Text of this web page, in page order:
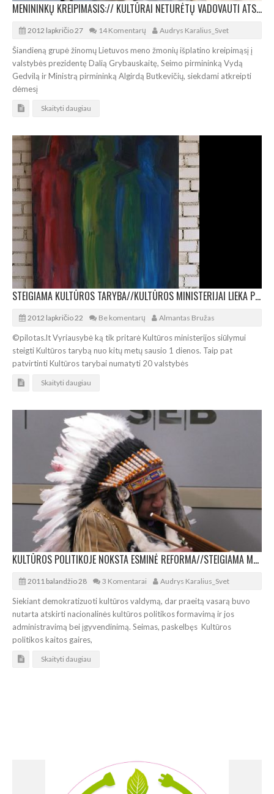
MENININKŲ KREIPIMASIS:// KULTŪRAI NETURĖTŲ VADOVAUTI ATSITIKTINIS ŽMOGUS
2012 lapkričio 27 14 Komentarų Audrys Karalius_Svet
Šiandieną grupė žinomų Lietuvos meno žmonių išplatino kreipimąsį į
valstybės prezidentę Dalią Grybauskaitę, Seimo pirmininką Vydą
Gedvilą ir Ministrą pirmininką Algirdą Butkevičių, siekdami atkreipti
dėmesį
Skaityti daugiau
STEIGIAMA KULTŪROS TARYBA//KULTŪROS MINISTERIJAI LIEKA POLITIKA
2012 lapkričio 22 Be komentarų Almantas Bružas
©pilotas.lt Vyriausybė ką tik pritarė Kultūros ministerijos siūlymui
steigti Kultūros tarybą nuo kitų metų sausio 1 dienos. Taip pat
patvirtinti Kultūros tarybai numatyti 20 valstybės
Skaityti daugiau
KULTŪROS POLITIKOJE NOKSTA ESMINĖ REFORMA//STEIGIAMA MENŲ TARYBA
2011 balandžio 28 3 Komentarai Audrys Karalius_Svet
Siekiant demokratizuoti kultūros valdymą, dar praeitą vasarą buvo
nutarta atskirti nacionalinės kultūros politikos formavimą ir jos
administravimą bei įgyvendinimą. Seimas, paskelbęs Kultūros
politikos kaitos gaires,
Skaityti daugiau